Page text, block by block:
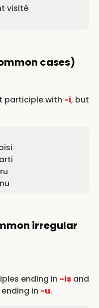
visité
cases)
participle with -i, but
irregular
ending in -is and
in -u.